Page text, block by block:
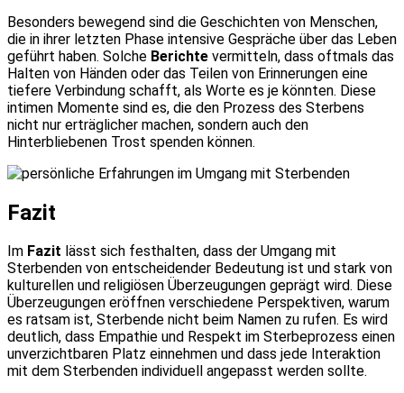
Besonders bewegend sind die Geschichten von Menschen,
die in ihrer letzten Phase intensive Gespräche über das Leben
geführt haben. Solche Berichte vermitteln, dass oftmals das
Halten von Händen oder das Teilen von Erinnerungen eine
tiefere Verbindung schafft, als Worte es je könnten. Diese
intimen Momente sind es, die den Prozess des Sterbens
nicht nur erträglicher machen, sondern auch den
Hinterbliebenen Trost spenden können.
Fazit
Im Fazit lässt sich festhalten, dass der Umgang mit
Sterbenden von entscheidender Bedeutung ist und stark von
kulturellen und religiösen Überzeugungen geprägt wird. Diese
Überzeugungen eröffnen verschiedene Perspektiven, warum
es ratsam ist, Sterbende nicht beim Namen zu rufen. Es wird
deutlich, dass Empathie und Respekt im Sterbeprozess einen
unverzichtbaren Platz einnehmen und dass jede Interaktion
mit dem Sterbenden individuell angepasst werden sollte.